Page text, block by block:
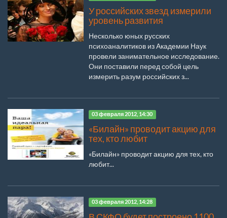
У российских звезд измерили
уровень развития
Несколько юных русских
психоаналитиков из Академии Наук
провели занимательное исследование.
Они поставили перед собой цель
измерить разум российских з...
03 февраля 2012, 14:30
«Билайн» проводит акцию для
тех, кто любит
«Билайн» проводит акцию для тех, кто
любит...
03 февраля 2012, 14:28